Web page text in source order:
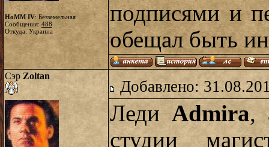
HoMM IV: Безземельная
Сообщения: 488
Откуда: Украина
подписями и
обещал быть
Сэр Zoltan
Добавлено:
ЛедиAdmira,
студии